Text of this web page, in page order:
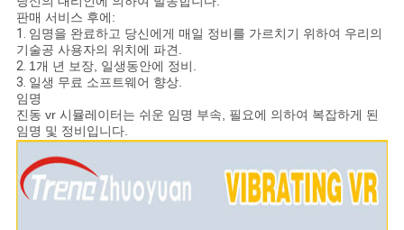
판매 서비스 후에:
1. 임명을 완료하고 당신에게 매일 정비를 가르치기 위하여 우리의
기술공 사용자의 위치에 파견.
2. 1개 년 보장, 일생동안에 정비.
3. 일생 무료 소프트웨어 향상.
임명
진동 vr 시뮬레이터는 쉬운 임명 부속, 필요에 의하여 복잡하게 된
임명 및 정비입니다.